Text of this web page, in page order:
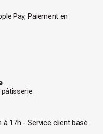
un jardin en pleine santé.
d’arrosage, solutions
les nuisibles
outils pour une
pratique et
les petits
Pay, Paiement en
à 17h - Service client basé